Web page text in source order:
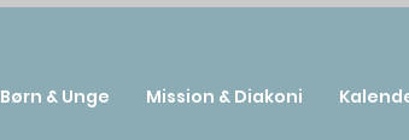
Børn & Unge Mission & Diakoni